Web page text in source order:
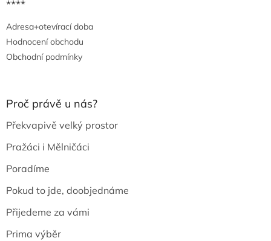
****
Adresa+otevírací doba
Hodnocení obchodu
Obchodní podmínky
Proč právě u nás?
Překvapivě velký prostor
Pražáci i Mělničáci
Poradíme
Pokud to jde, doobjednáme
Přijedeme za vámi
Prima výběr